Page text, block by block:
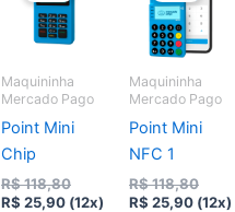
Maquininha
Mercado Pago
Point Mini
Chip
R$118,80O
preço
R$ 25,90O(12x)
Maquininha
Mercado Pago
Point Mini
NFC 1
R$118,80O
R$ 25,90O(12x)